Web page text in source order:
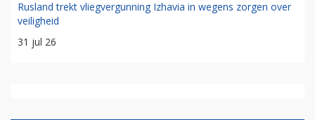
Rusland trekt vliegvergunning Izhavia in wegens zorgen over
veiligheid
31 jul 26